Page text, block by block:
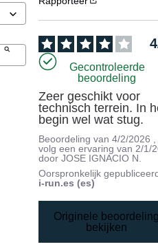
4
Gecontroleerde
beoordeling
Zeer geschikt voor
technisch terrein. In
begin wel wat stug.
Beoordeling van4/2/2026
volg een ervaring van 2/1/
doorJOSE IGNACIO N.
Oorspronkelijk
i-run.es (es)
Originele
bekijken